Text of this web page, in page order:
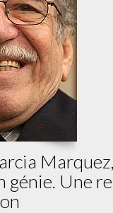
Marquez,
génie. Une